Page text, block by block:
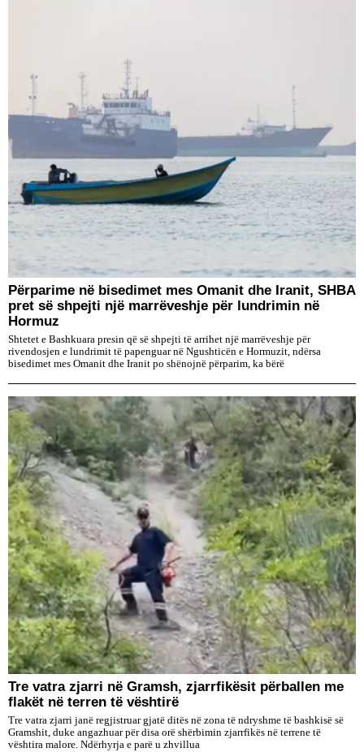
Përparime në bisedimet mes Omanit dhe Iranit, SHBA
pret së shpejti një marrëveshje për lundrimin në
Hormuz
Shtetet e Bashkuara presin që së shpejti të arrihet një marrëveshje për
rivendosjen e lundrimit të papenguar në Ngushticën e Hormuzit, ndërsa
bisedimet mes Omanit dhe Iranit po shënojnë përparim, ka bërë
Tre vatra zjarri në Gramsh, zjarrfikësit përballen me
flakët në terren të vështirë
Tre vatra zjarri janë regjistruar gjatë ditës në zona të ndryshme të bashkisë së
Gramshit, duke angazhuar për disa orë shërbimin zjarrfikës në terrene të
vështira malore. Ndërhyrja e parë u zhvillua